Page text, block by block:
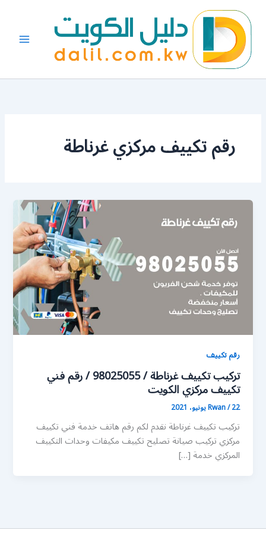
المحتوى
رقم تكييف مركزي غرناطة
رقم تكييف
تركيب تكييف غرناطة / 98025055 / رقم فني
تكييف مركزي الكويت
Rwan/22 يونيو، 2021
تركيب تكييف غرناطة نقدم لكم رقم هاتف خدمة فني تكييف
مركزي تركيب صيانة تصليح تكييف مكيفات وحدات التكييف
المركزي خدمة […]